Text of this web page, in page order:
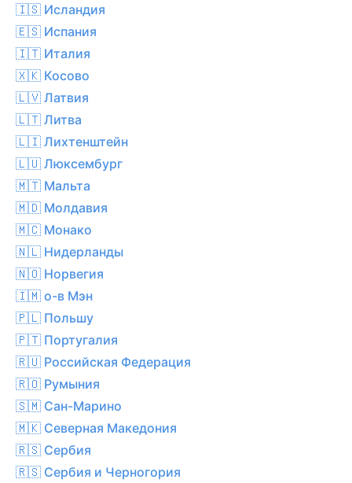
🇮🇸 Исландия
🇪🇸 Испания
🇮🇹 Италия
🇽🇰 Косово
🇱🇻 Латвия
🇱🇹 Литва
🇱🇮 Лихтенштейн
🇱🇺 Люксембург
🇲🇹 Мальта
🇲🇩 Молдавия
🇲🇨 Монако
🇳🇱 Нидерланды
🇳🇴 Норвегия
🇮🇲 о-в Мэн
🇵🇱 Польшу
🇵🇹 Португалия
🇷🇺 Российская Федерация
🇷🇴 Румыния
🇸🇲 Сан-Марино
🇲🇰 Северная Македония
🇷🇸 Сербия
🇷🇸 Сербия и Черногория